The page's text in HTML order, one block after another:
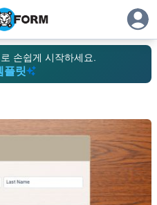
손쉽게 시작하세요.
플릿